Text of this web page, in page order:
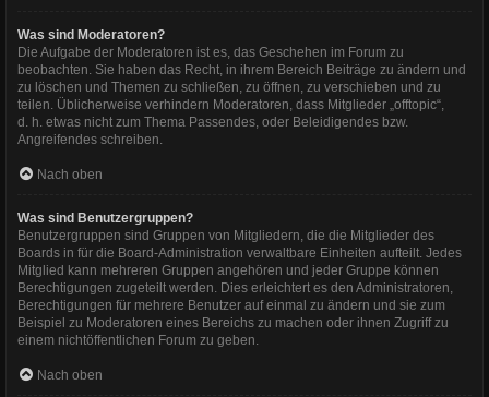
Was sind Moderatoren?
Die Aufgabe der Moderatoren ist es, das Geschehen im Forum zu
beobachten. Sie haben das Recht, in ihrem Bereich Beiträge zu ändern und
zu löschen und Themen zu schließen, zu öffnen, zu verschieben und zu
teilen. Üblicherweise verhindern Moderatoren, dass Mitglieder „offtopic“,
d. h. etwas nicht zum Thema Passendes, oder Beleidigendes bzw.
Angreifendes schreiben.
Nach oben
Was sind Benutzergruppen?
Benutzergruppen sind Gruppen von Mitgliedern, die die Mitglieder des
Boards in für die Board-Administration verwaltbare Einheiten aufteilt. Jedes
Mitglied kann mehreren Gruppen angehören und jeder Gruppe können
Berechtigungen zugeteilt werden. Dies erleichtert es den Administratoren,
Berechtigungen für mehrere Benutzer auf einmal zu ändern und sie zum
Beispiel zu Moderatoren eines Bereichs zu machen oder ihnen Zugriff zu
einem nichtöffentlichen Forum zu geben.
Nach oben